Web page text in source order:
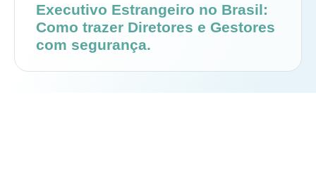
Executivo Estrangeiro no Brasil:
Como trazer Diretores e Gestores
com segurança.